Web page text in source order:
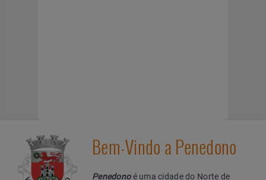
Bem-Vindo a Penedono
Penedonoé uma cidade do Norte de